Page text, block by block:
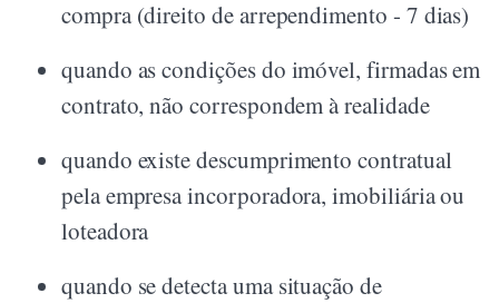
compra (direito de arrependimento - 7 dias)
quando as condições do imóvel, firmadas em
contrato, não correspondem à realidade
quando existe descumprimento contratual
pela empresa incorporadora, imobiliária ou
loteadora
quando se detecta uma situação de